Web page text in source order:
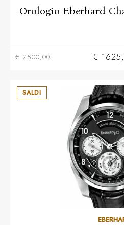
Orologio Eberhard
€ 2500,00 €
SALDI